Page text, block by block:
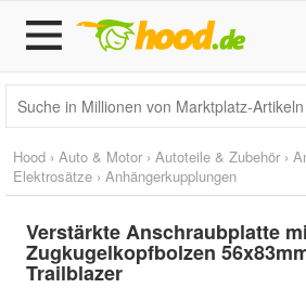
Hood › Auto & Motor › Autoteile & Zubehör ›
Elektrosätze › Anhängerkupplungen
Verstärkte Anschraubplatte
Zugkugelkopfbolzen
Trailblazer